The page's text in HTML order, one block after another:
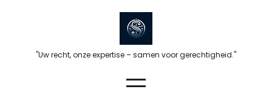
"Uw recht, onze expertise – samen voor gerechtigheid."